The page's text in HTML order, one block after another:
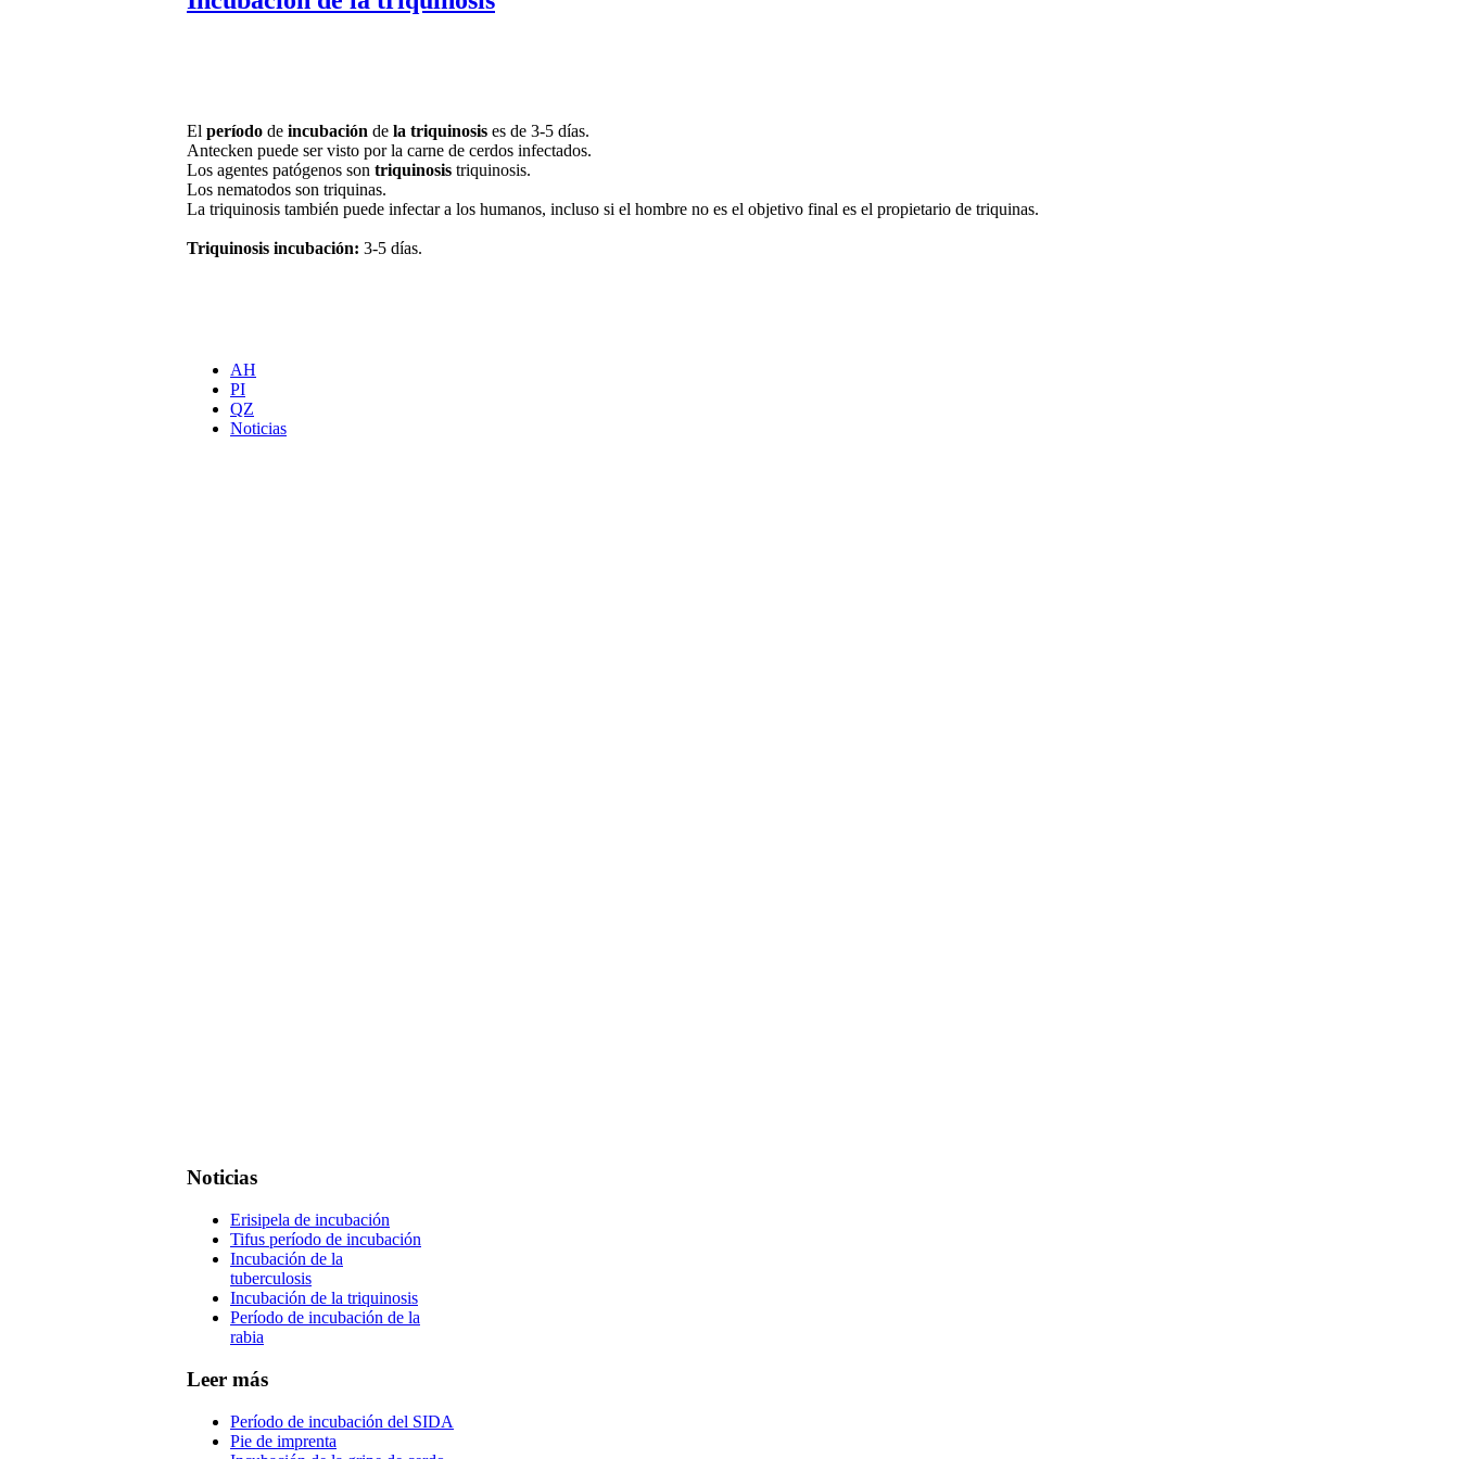
El período de incubación de la triquinosis es de 3-5 días.
Antecken puede ser visto por la carne de cerdos infectados.
Los agentes patógenos son triquinosis triquinosis.
Los nematodos son triquinas.
La triquinosis también puede infectar a los humanos, incluso si el hombre no es el objetivo final es el propietario de triquinas.
Triquinosis incubación: 3-5 días.
AH
PI
QZ
Noticias
Noticias
Erisipela de incubación
Tifus período de incubación
Incubación de la
tuberculosis
Incubación de la triquinosis
Período de incubación de la
rabia
Leer más
Período de incubación del SIDA
Pie de imprenta